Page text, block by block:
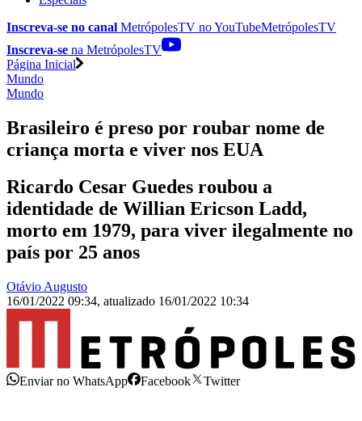
Inscreva-se no canal MetrópolesTV noYouTubeMetrópolesTV
Inscreva-se na MetrópolesTV
Página Inicial
Mundo
Mundo
Brasileiro é preso por roubar nome de
criança morta e viver nos EUA
Ricardo Cesar Guedes roubou a
identidade de Willian Ericson Ladd,
morto em 1979, para viver ilegalmente no
país por 25 anos
Otávio Augusto
16/01/2022 09:34, atualizado 16/01/2022 10:34
Enviar no WhatsApp Facebook Twitter